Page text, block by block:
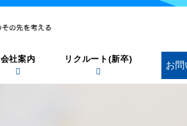
会社案内 リクルート(新卒)
お問